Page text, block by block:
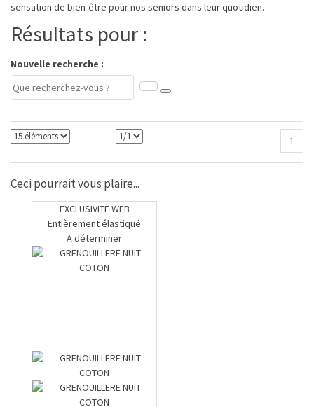
sensation de bien-être pour nos seniors dans leur quotidien.
Résultats pour :
Nouvelle recherche :
1
Ceci pourrait vous plaire...
EXCLUSIVITE WEB
Entièrement élastiqué
A déterminer